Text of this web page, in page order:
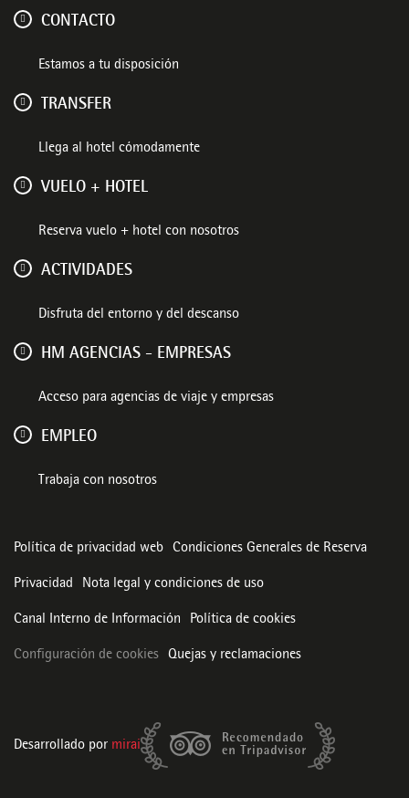
CONTACTO
Estamos a tu disposición
TRANSFER
Llega al hotel cómodamente
VUELO + HOTEL
Reserva vuelo + hotel con nosotros
ACTIVIDADES
Disfruta del entorno y del descanso
HM AGENCIAS - EMPRESAS
Acceso para agencias de viaje y empresas
EMPLEO
Trabaja con nosotros
Política de privacidad web Condiciones Generales de Reserva
Privacidad Nota legal y condiciones de uso
Canal Interno de Información Política de cookies
Configuración de cookies Quejas y reclamaciones
Desarrollado por mirai